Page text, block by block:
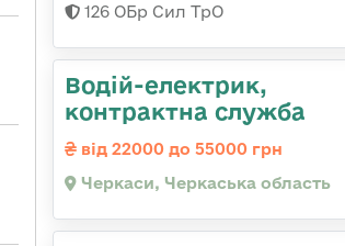
126 ОБр Сил ТрО
Водій-електрик,
контрактна служба
від 22000 до 55000 грн
Черкаси, Черкаська область